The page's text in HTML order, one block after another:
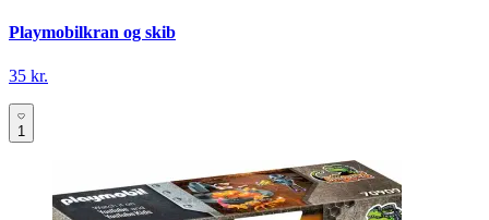
Playmobilkran og skib
35 kr.
1